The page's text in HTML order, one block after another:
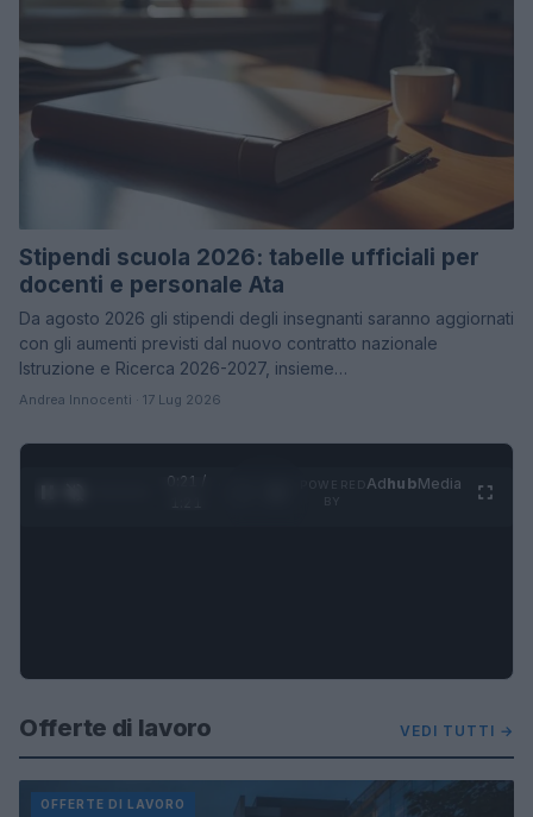
Stipendi scuola 2026: tabelle ufficiali per
docenti e personale Ata
Da agosto 2026 gli stipendi degli insegnanti saranno aggiornati
con gli aumenti previsti dal nuovo contratto nazionale
Istruzione e Ricerca 2026-2027, insieme…
Andrea Innocenti · 17 Lug 2026
0:22 /
AdhubMedia
Offerte di lavoro VEDI TUTTI →
OFFERTE DI LAVORO